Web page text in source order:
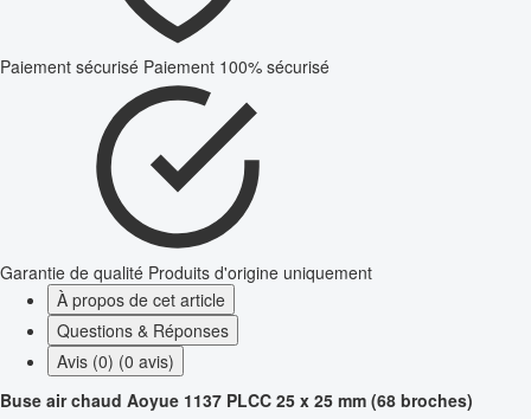
Paiement sécurisé Paiement 100% sécurisé
Garantie de qualité Produits d'origine uniquement
À propos de cet article
Questions & Réponses
Avis (0) (0 avis)
Buse air chaud Aoyue 1137 PLCC 25 x 25 mm (68 broches)